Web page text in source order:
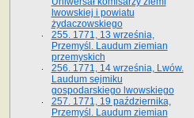
lwowskiej i powiatu
żydaczowskiego
255. 1771, 13 września,
Przemyśl. Laudum ziemian
przemyskich
256. 1771, 14 września, Lwów.
Laudum sejmiku
gospodarskiego lwowskiego
257. 1771, 19 października,
Przemyśl. Laudum ziemian